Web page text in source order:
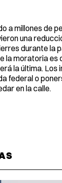
a millones de
una
durante la
la moratoria es
la última. Los
federal o
en la calle.